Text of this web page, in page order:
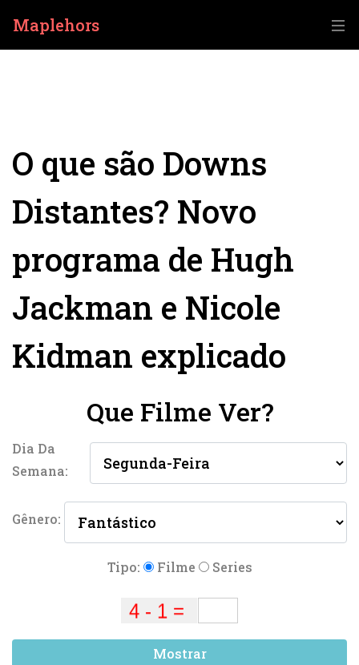
Maplehors
O que são Downs
Distantes? Novo
programa de Hugh
Jackman e Nicole
Kidman explicado
Que Filme Ver?
Dia Da
Semana:
Gênero:
Tipo: Filme Series
Mostrar